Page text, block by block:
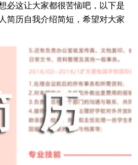
必这让大家都很苦恼吧，以下是
简历自我介绍简短，希望对大家